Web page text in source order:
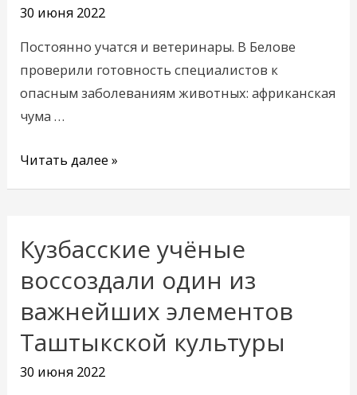
30 июня 2022
Постоянно учатся и ветеринары. В Белове
проверили готовность специалистов к
опасным заболеваниям животных: африканская
чума …
опасным
заболеваниям
животных
Читать далее »
Кузбасские учёные
воссоздали один из
важнейших элементов
Таштыкской культуры
30 июня 2022
Кузбасские
учёные
воссоздали
один
из
элементов